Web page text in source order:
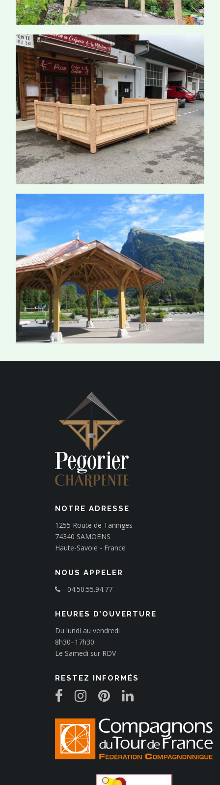
NOTRE ADRESSE
1255 Route de Taninges
74340 SAMOËNS
Haute-Savoie - France
NOUS APPELER
04.50.55.94.77
HEURES D’OUVERTURE
Du lundi au vendredi
8h30–17h30
Le Samedi sur RDV
RESTEZ INFORMÉS